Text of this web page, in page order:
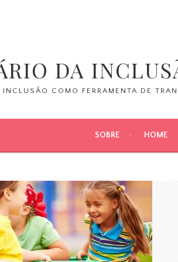
DA
INCLUSÃO COMO FERRAMENTA DE
SOBRE HOME